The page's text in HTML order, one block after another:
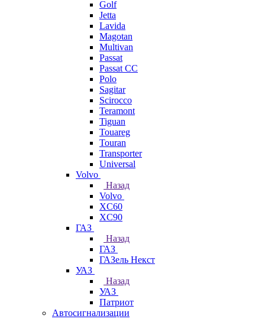
Golf
Jetta
Lavida
Magotan
Multivan
Passat
Passat CC
Polo
Sagitar
Scirocco
Teramont
Tiguan
Touareg
Touran
Transporter
Universal
Volvo
Назад
Volvo
XC60
XC90
ГАЗ
Назад
ГАЗ
ГАЗель Некст
УАЗ
Назад
УАЗ
Патриот
Автосигнализации